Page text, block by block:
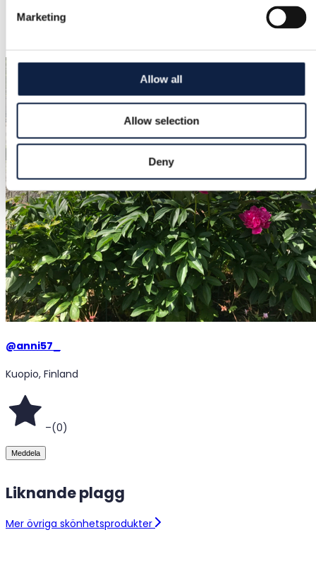
Marketing
Allow all
Allow selection
Deny
Liknande plagg
Mer övriga skönhetsprodukter
Tillagd
@anni57_
Kuopio, Finland
–(0)
Meddela